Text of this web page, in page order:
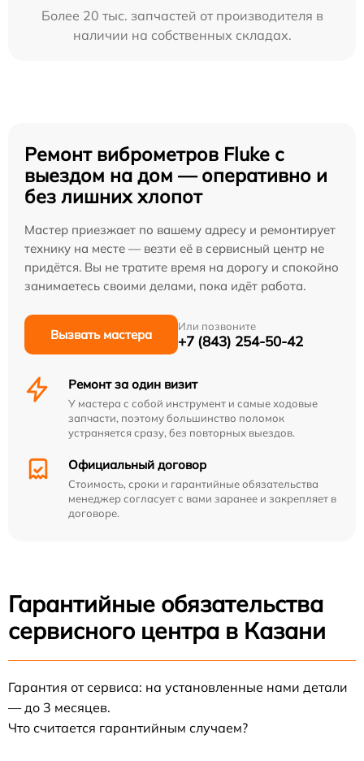
Более 20 тыс. запчастей от производителя в
наличии на собственных складах.
Ремонт виброметров Fluke с
выездом на дом — оперативно и
без лишних хлопот
Мастер приезжает по вашему адресу и ремонтирует
технику на месте — везти её в сервисный центр не
придётся. Вы не тратите время на дорогу и спокойно
занимаетесь своими делами, пока идёт работа.
Вызвать мастера
Или позвоните
+7 (843) 254-50-42
Ремонт за один визит
У мастера с собой инструмент и самые ходовые
запчасти, поэтому большинство поломок
устраняется сразу, без повторных выездов.
Официальный договор
Стоимость, сроки и гарантийные обязательства
менеджер согласует с вами заранее и закрепляет в
договоре.
Гарантийные обязательства
сервисного центра в Казани
Гарантия от сервиса: на установленные нами детали
— до 3 месяцев.
Что считается гарантийным случаем?